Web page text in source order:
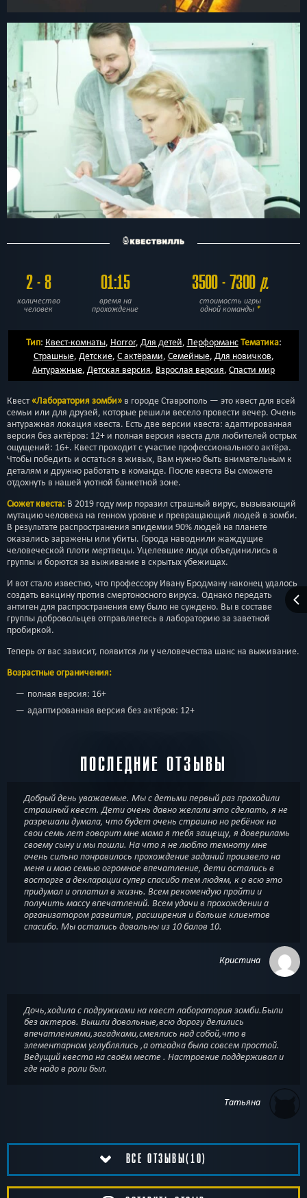
2 - 8
количество
человек
01:15
время на
прохождение
3500 - 7300 р.
стоимость игры
одной команды *
Тип: Квест-комнаты, Horror, Для детей, ПерформансТематика:
Страшные, Детские, С актёрами, Семейные, Для новичков,
Антуражные, Детская версия, Взрослая версия, Спасти мир
Квест«Лаборатория зомби» в городе Ставрополь — это квест для всей
семьи или для друзей, которые решили весело провести вечер. Очень
антуражная локация квеста. Есть две версии квеста: адаптированная
версия без актёров: 12+ и полная версия квеста для любителей острых
ощущений: 16+. Квест проходит с участие профессионального актёра.
Чтобы победить и остаться в живых, Вам нужно быть внимательным к
деталям и дружно работать в команде. После квеста Вы сможете
отдохнуть в нашей уютной банкетной зоне.
Сюжет квеста: В 2019 году мир поразил страшный вирус, вызывающий
мутацию человека на генном уровне и превращающий людей в зомби.
В результате распространения эпидемии 90% людей на планете
оказались заражены или убиты. Города наводнили жаждущие
человеческой плоти мертвецы. Уцелевшие люди объединились в
группы и борются за выживание в скрытых убежищах.
И вот стало известно, что профессору Ивану Бродману наконец удалось
создать вакцину против смертоносного вируса. Однако передать
антиген для распространения ему было не суждено. Вы в составе
группы добровольцев отправляетесь в лабораторию за заветной
пробиркой.
Теперь от вас зависит, появится ли у человечества шанс на выживание.
Возрастные ограничения:
полная версия: 16+
адаптированная версия без актёров: 12+
ПОСЛЕДНИЕ ОТЗЫВЫ
Добрый день уважаемые. Мы с детьми первый раз проходили
страшный квест. Дети очень давно желали это сделать, я не
разрешали думала, что будет очень страшно но ребёнок на
свои семь лет говорит мне мама я тебя защещу, я довериламь
своему сыну и мы пошли. На что я не люблю темноту мне
очень сильно понравилось прохождение заданий произвело на
меня и мою семью огромное впечатление, дети остались в
восторге а декларации супер спасибо тем людям, к о всю это
придумал и оплатил в жизнь. Всем рекомендую пройти и
получить массу впечатлений. Всем удачи в прохождении а
организатором развития, расширения и больше клиентов
спасибо. Мы остались довольны из 10 балов 10.
Кристина
Дочь,ходила с подружками на квест лаборатория зомби.Были
без актеров. Вышли довольные,всю дорогу делились
впечатлениями,загадками,смеялись над собой,что в
элементарном углублялись ,а отгадка была совсем простой.
Ведущий квеста на своём месте . Настроение поддерживал и
где надо в роли был.
Татьяна
ВСЕ ОТЗЫВЫ(10)